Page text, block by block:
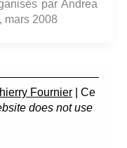
par Andrea
mars 2008
Fournier | Ce
does not use